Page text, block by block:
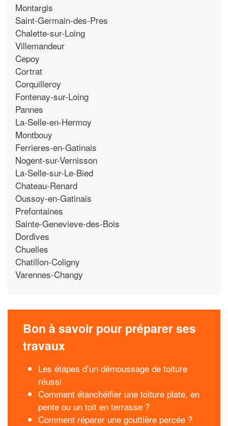
Montargis
Saint-Germain-des-Pres
Chalette-sur-Loing
Villemandeur
Cepoy
Cortrat
Corquilleroy
Fontenay-sur-Loing
Pannes
La-Selle-en-Hermoy
Montbouy
Ferrieres-en-Gatinais
Nogent-sur-Vernisson
La-Selle-sur-Le-Bied
Chateau-Renard
Oussoy-en-Gatinais
Prefontaines
Sainte-Genevieve-des-Bois
Dordives
Chuelles
Chatillon-Coligny
Varennes-Changy
Bon à savoir pour préparer ses
travaux
Les étapes d’un démoussage de toiture
réussi
Comment étanchéifier une toiture plate, en
pente ou un toit en terrasse ?
Comment réparer une gouttière percée ?